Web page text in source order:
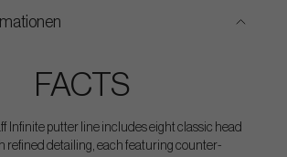
FACTS
Infinite putter line includes eight classic head
refined detailing, each featuring counter-